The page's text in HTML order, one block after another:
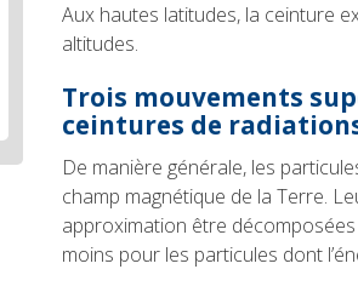
Aux hautes latitudes, la ceinture
altitudes.
Trois mouvements
ceintures de
De manière générale, les
champ magnétique de la Terre.
approximation être
moins pour les particules dont